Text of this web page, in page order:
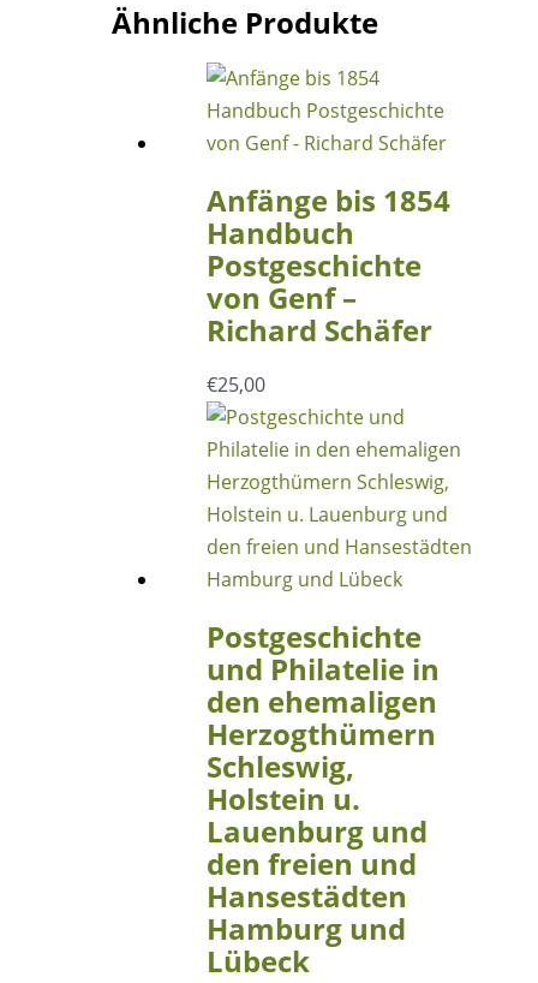
Ähnliche Produkte
Anfänge bis 1854
Handbuch
Postgeschichte
von Genf –
Richard Schäfer
€25,00
Postgeschichte
und Philatelie in
den ehemaligen
Herzogthümern
Schleswig,
Holstein u.
Lauenburg und
den freien und
Hansestädten
Hamburg und
Lübeck